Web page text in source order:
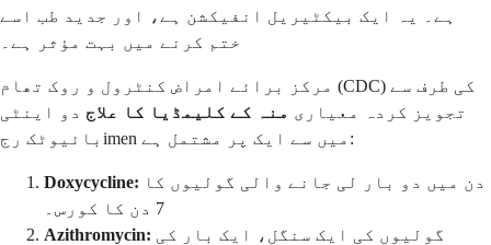
ہے۔ یہ ایک بیکٹیریل انفیکشن ہے، اور جدید طب اسے
ختم کرنے میں بہت مؤثر ہے۔
مرکز برائے امراض کنٹرول و روک تھام (CDC) کی طرف سے
تجویز کردہ معیاری منہ کے کلیمڈیا کا علاج دو اینٹی
بائیوٹک رجimen میں سے ایک پر مشتمل ہے:
Doxycycline:
7 دن کا کورس۔
Azithromycin: